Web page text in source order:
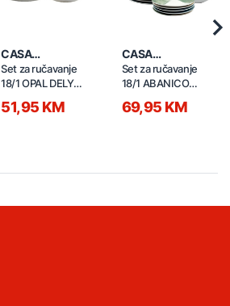
CASA
COLLECTION
Set za ručavanje
18/1 OPAL DELY
51,95 KM
CASA
COLLECTION
Set za ručavanje
18/1 ABANICO
69,95 KM